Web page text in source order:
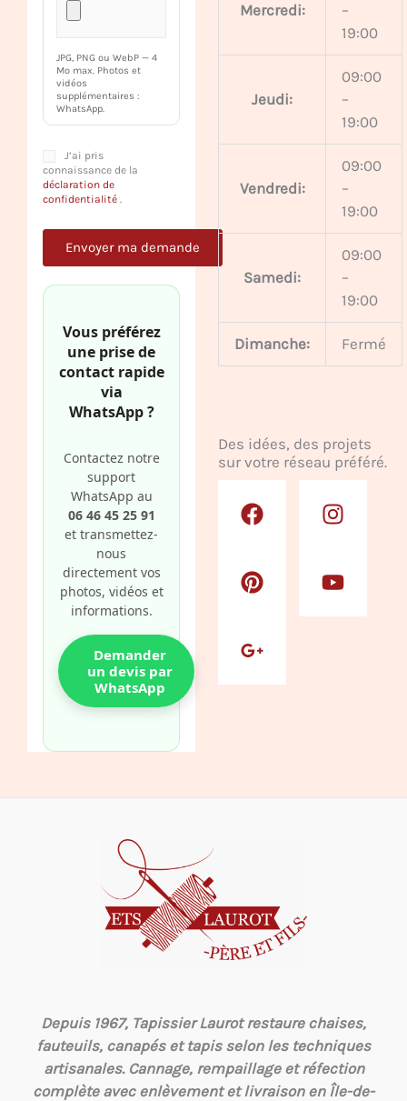
JPG, PNG ou WebP — 4
Mo max. Photos et
vidéos
supplémentaires :
WhatsApp.
J’ai pris
connaissance de la
déclaration de
confidentialité .
Vous préférez
une prise de
contact rapide
via
WhatsApp ?
Contactez notre
support
WhatsApp au
06 46 45 25 91
et transmettez-
nous
directement vos
photos, vidéos et
informations.
Demander
un devis par
WhatsApp
Mercredi:
–
19:00
Jeudi:
09:00
–
19:00
Vendredi:
09:00
–
19:00
Samedi:
09:00
–
19:00
Dimanche: Fermé
Des idées, des projets
sur votre réseau préféré.
a
b
k
n
a
i
e
s
o
u
o
l
p
Depuis 1967, Tapissier Laurot restaure chaises,
fauteuils, canapés et tapis selon les techniques
artisanales. Cannage, rempaillage et réfection
complète avec enlèvement et livraison en Île-de-